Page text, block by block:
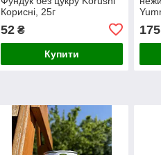
Корисні, 25г
52₴
Купити
175